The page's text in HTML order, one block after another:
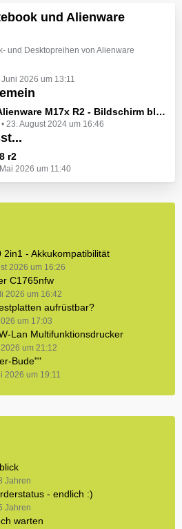
und Alienware
und Desktopreihen von Alienware
2026 um 13:11
M17x R2 - Bildschirm bleibt schwarz beim Start
23. August 2024 um 16:46
r2
2026 um 11:40
- Akkukompatibilität
2026 um 16:26
C1765nfw
2026 um 16:42
aufrüstbar?
um 17:03
Lan Multifunktionsdrucker
um 21:12
Bude""
2026 um 19:11
Jahren
- endlich :)
Jahren
warten